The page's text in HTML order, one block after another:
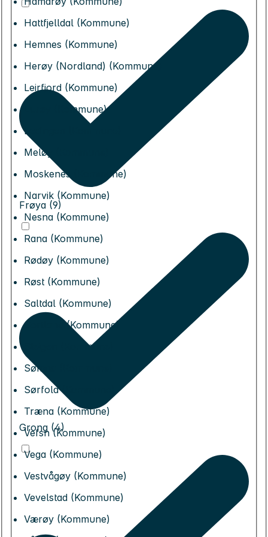
Hattfjelldal (Kommune)
Hemnes (Kommune)
Herøy (Nordland) (Kommune)
Leirfjord (Kommune)
Lurøy (Kommune)
Lødingen (Kommune)
Meløy (Kommune)
Moskenes (Kommune)
Narvik (Kommune)
Nesna (Kommune)
Rana (Kommune)
Rødøy (Kommune)
Røst (Kommune)
Saltdal (Kommune)
Sortland (Kommune)
Steigen (Kommune)
Sømna (Kommune)
Sørfold (Kommune)
Træna (Kommune)
Vefsn (Kommune)
Vega (Kommune)
Vestvågøy (Kommune)
Vevelstad (Kommune)
Værøy (Kommune)
Frøya (9)
Grong (4)